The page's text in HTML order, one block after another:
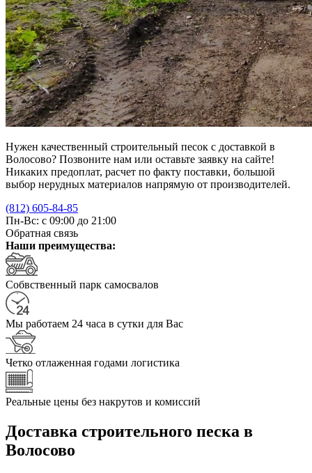
Нужен качественный строительный песок с доставкой в
Волосово? Позвоните нам или оставьте заявку на сайте!
Никаких предоплат, расчет по факту поставки, большой
выбор нерудных материалов напрямую от производителей.
(812) 605-84-85
Пн-Вс: с 09:00 до 21:00
Обратная связь
Наши преимущества:
Собвственный парк самосвалов
Мы работаем 24 часа в сутки для Вас
Четко отлаженная годами логистика
Реальные цены без накрутов и комиссий
Доставка строительного песка в
Волосово